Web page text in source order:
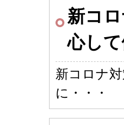
新コ
心し
新コロナ
に・・・